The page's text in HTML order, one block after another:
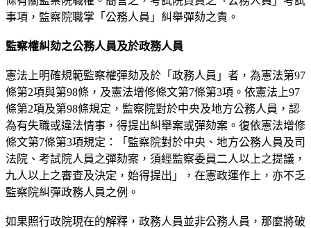
事項，監察院職掌「公務人員」糾舉彈劾之責。
監察權糾劾之公務人員及於政務人員
憲法上明確規範監察權彈劾及於「政務人員」者，為憲法第97
條第2項與第98條，及憲法增修條文第7條第3項。依憲法上97
條第2項及第98條規定，監察院對於中央及地方公務人員，認
為有失職或違法情事，得提出糾舉案或彈劾案。復依憲法增修
條文第7條第3項規定：「監察院對於中央、地方公務人員及司
法院、考試院人員之彈劾案，須經監察委員二人以上之提議，
九人以上之審查及決定，始得提出」，在憲政運作上，亦不乏
監察院糾彈政務人員之例。
如果照行政院現在的解釋，政務人員並非公務人員，那麼將破